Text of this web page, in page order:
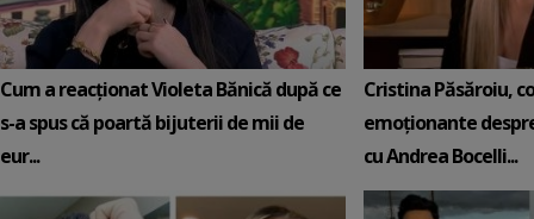
Cum a reacționat Violeta Bănică după ce
s-a spus că poartă bijuterii de mii de
eur...
Cristina Păsăroiu,
emoționante
cu Andrea Bocelli...